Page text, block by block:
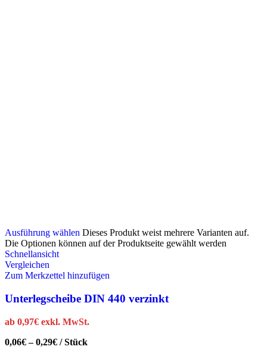
Ausführung wählen Dieses Produkt weist mehrere Varianten auf.
Die Optionen können auf der Produktseite gewählt werden
Schnellansicht
Vergleichen
Zum Merkzettel hinzufügen
Unterlegscheibe DIN 440 verzinkt
ab 0,97€ exkl. MwSt.
0,06€–0,29€ /Stück